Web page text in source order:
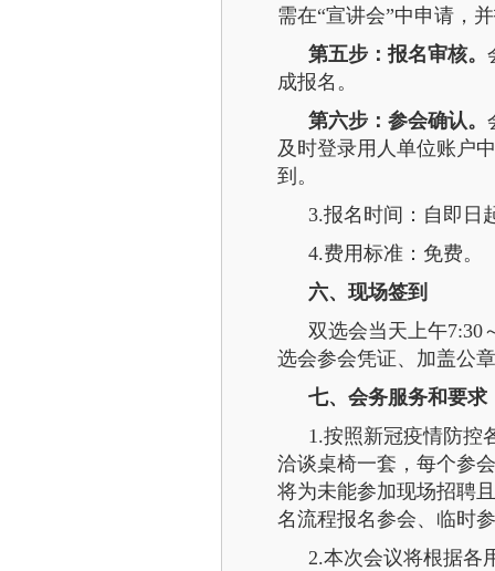
需在“宣讲会”中申请，
第五步：报名审核。
成报名。
第六步：参会确认。
及时登录用人单位账户
到。
3.报名时间：自即日
4.费用标准：免费。
六、现场签到
双选会当天上午7:30
选会参会凭证、加盖公
七、会务服务和要求
1.按照新冠疫情防控
洽谈桌椅一套，每个参
将为未能参加现场招聘
名流程报名参会、临时
2.本次会议将根据各